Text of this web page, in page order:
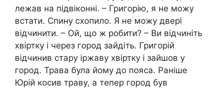
лежав на підвіконні. – Григорію, я не можу
встати. Спину схопило. Я не можу двері
відчинити. – Ой, що ж робити? – Ви відчиніть
хвіртку і через город зайдіть. Григорій
відчинив стару іржаву хвіртку і зайшов у
город. Трава була йому до пояса. Раніше
Юрій косив траву, а тепер город був